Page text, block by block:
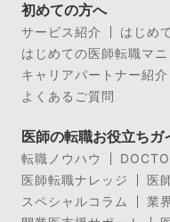
初めての方へ
サービス紹介
はじめ
はじめての医師転職マ
キャリアパートナー紹介
よくあるご質問
医師の転職お役立ちガ
転職ノウハウ
医師転職ナレッジ
医
スペシャルコラム
業